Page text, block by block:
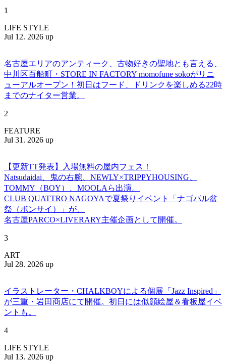
1
LIFE STYLE
Jul 12. 2026 up
名古屋エリアのアンティーク、古物好きの聖地とも言える、
中川区百船町・STORE IN FACTORY momofune sokoがリニ
ューアルオープン！初日はフード、ドリンクを楽しめる22時
までのナイター営業。
2
FEATURE
Jul 31. 2026 up
【更新TT発表】入場無料の屋内フェス！
Natsudaidai、鬼の右腕、NEWLY×TRIPPYHOUSING、
TOMMY（BOY）、MOOLAら出演。
CLUB QUATTRO NAGOYAで夏祭りイベント「ナゴパル盆
祭（ボンサイ）」が、
名古屋PARCO×LIVERARY主催企画として開催。
3
ART
Jul 28. 2026 up
イラストレーター・CHALKBOYによる個展「Jazz Inspired」
が三重・岩田商店にて開催。初日には似顔絵屋＆看板屋イベ
ントも。
4
LIFE STYLE
Jul 13. 2026 up